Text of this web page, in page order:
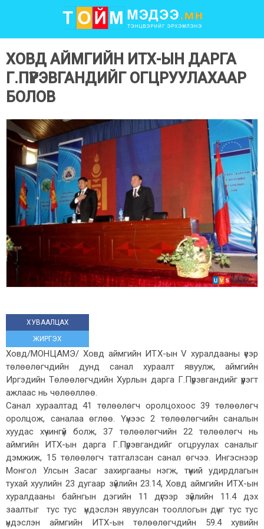
ХОВД АЙМГИЙН ИТХ-ЫН ДАРГА
Г.ПҮРЭВГАНДИЙГ ОГЦРУУЛАХААР
БОЛОВ
ХУВААЛЦАХ
ЖИРГЭХ
Ховд/МОНЦАМЭ/ Ховд аймгийн ИТХ-ын V хуралдааны үеэр
төлөөлөгчдийн дунд санал хураалт явуулж, аймгийн
Иргэдийн Төлөөлөгчдийн Хурлын дарга Г.Пүрэвгандийг үүрэгт
ажлаас нь чөлөөллөө.
Санал хураалтад 41 төлөөлөгч оролцохоос 39 төлөөлөгч
оролцож, саналаа өглөө. Үүнээс 2 төлөөлөгчийн саналын
хуудас хүчингүй болж, 37 төлөөлөгчийн 22 төлөөлөгч нь
аймгийн ИТХ-ын дарга Г.Пүрэвгандийг огцруулах саналыг
дэмжиж, 15 төлөөлөгч татгалзсан санал өгчээ. Ингэснээр
Монгол Улсын Засаг захиргааны нэгж, түүний удирдлагын
тухай хуулийн 23 дугаар зүйлийн 23.14, Ховд аймгийн ИТХ-ын
хуралдааны байнгын дэгийн 11 дүгээр зүйлийн 11.4 дэх
заалтыг тус тус үндэслэн явуулсан тооллогын дүнг тус тус
үндэслэн аймгийн ИТХ-ын төлөөлөгчдийн 59.4 хувийн